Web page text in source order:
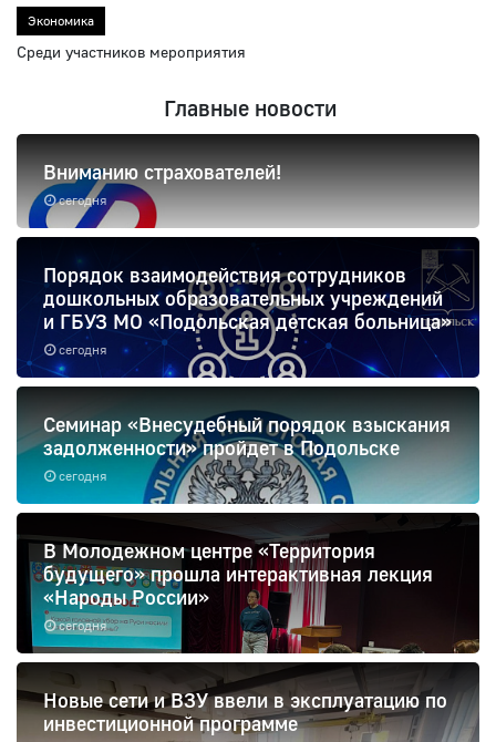
Экономика
Среди участников мероприятия
Главные новости
сегодня
Вниманию страхователей!
сегодня
Порядок взаимодействия сотрудников
дошкольных образовательных учреждений
и ГБУЗ МО «Подольская детская больница»
сегодня
Семинар «Внесудебный порядок взыскания
задолженности» пройдет в Подольске
сегодня
В Молодежном центре «Территория
будущего» прошла интерактивная лекция
«Народы России»
Новые сети и ВЗУ ввели в эксплуатацию по
инвестиционной программе